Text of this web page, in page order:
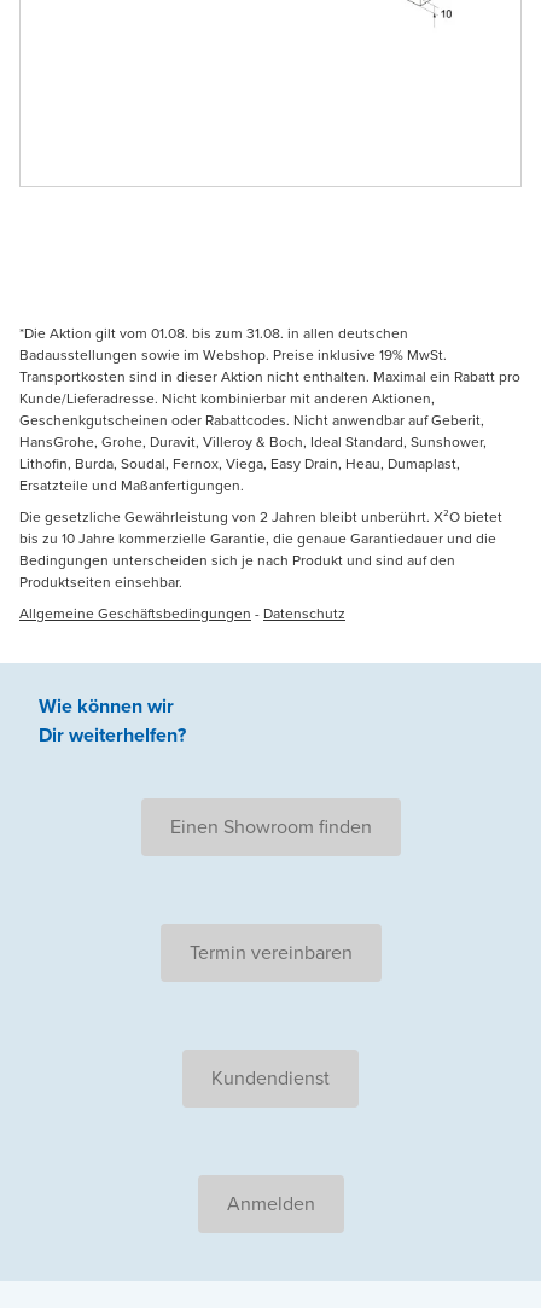
*Die Aktion gilt vom 01.08. bis zum 31.08. in allen deutschen
Badausstellungen sowie im Webshop. Preise inklusive 19% MwSt.
Transportkosten sind in dieser Aktion nicht enthalten. Maximal ein Rabatt pro
Kunde/Lieferadresse. Nicht kombinierbar mit anderen Aktionen,
Geschenkgutscheinen oder Rabattcodes. Nicht anwendbar auf Geberit,
HansGrohe, Grohe, Duravit, Villeroy & Boch, Ideal Standard, Sunshower,
Lithofin, Burda, Soudal, Fernox, Viega, Easy Drain, Heau, Dumaplast,
Ersatzteile und Maßanfertigungen.
Die gesetzliche Gewährleistung von 2 Jahren bleibt unberührt. X²O bietet
bis zu 10 Jahre kommerzielle Garantie, die genaue Garantiedauer und die
Bedingungen unterscheiden sich je nach Produkt und sind auf den
Produktseiten einsehbar.
Allgemeine Geschäftsbedingungen - Datenschutz
Wie können wir
Dir weiterhelfen?
Einen Showroom finden
Termin vereinbaren
Kundendienst
Anmelden